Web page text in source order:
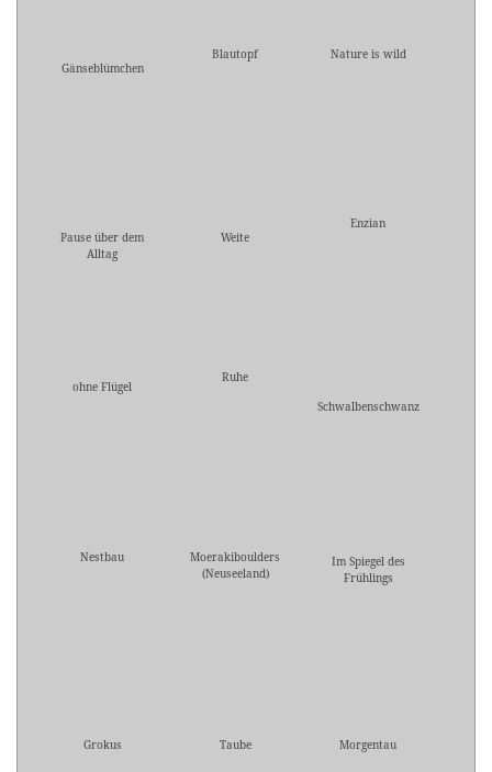
Gänseblümchen
Blautopf Nature is wild
Pause über dem
Alltag
Weite
Enzian
ohne Flügel
Ruhe
Schwalbenschwanz
Nestbau
Moerakiboulders
(Neuseeland)
Im Spiegel des
Frühlings
Grokus Taube Morgentau